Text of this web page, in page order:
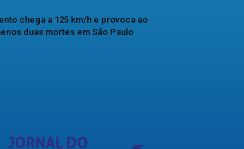
chega a 125 km/h e provoca ao
duas mortes em São Paulo